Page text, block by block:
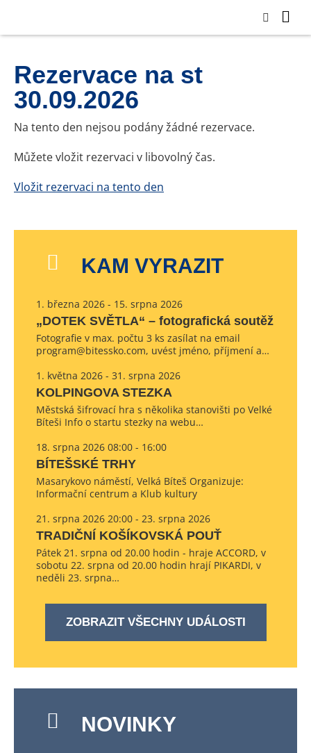
Rezervace na st
30.09.2026
Na tento den nejsou podány žádné rezervace.
Můžete vložit rezervaci v libovolný čas.
Vložit rezervaci na tento den
KAM VYRAZIT
1. března 2026 - 15. srpna 2026
„DOTEK SVĚTLA“ – fotografická soutěž
Fotografie v max. počtu 3 ks zasílat na email
program@bitessko.com, uvést jméno, příjmení a…
1. května 2026 - 31. srpna 2026
KOLPINGOVA STEZKA
Městská šifrovací hra s několika stanovišti po Velké
Bíteši Info o startu stezky na webu…
18. srpna 2026 08:00 - 16:00
BÍTEŠSKÉ TRHY
Masarykovo náměstí, Velká Bíteš Organizuje:
Informační centrum a Klub kultury
21. srpna 2026 20:00 - 23. srpna 2026
TRADIČNÍ KOŠÍKOVSKÁ POUŤ
Pátek 21. srpna od 20.00 hodin - hraje ACCORD, v
sobotu 22. srpna od 20.00 hodin hrají PIKARDI, v
neděli 23. srpna…
ZOBRAZIT VŠECHNY UDÁLOSTI
NOVINKY